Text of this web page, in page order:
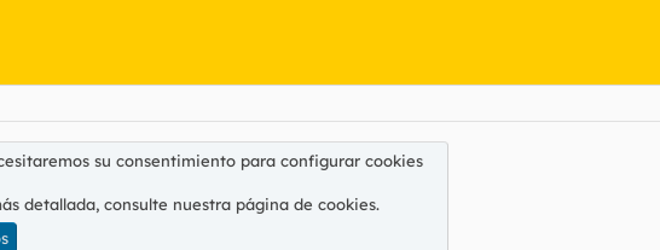
su consentimiento para configurar cookies
detallada, consulte nuestra página de cookies.